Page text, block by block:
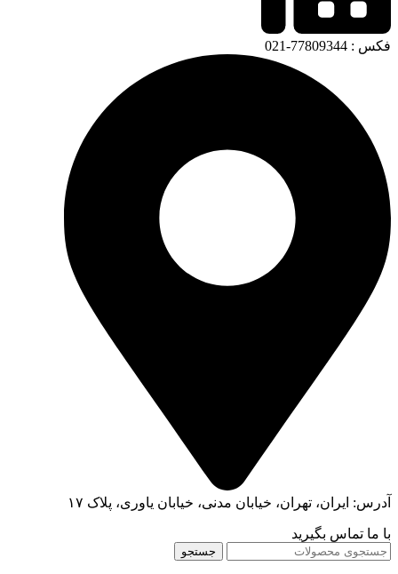
فکس : 77809344-021
آدرس: ایران، تهران، خیابان مدنی، خیابان یاوری، پلاک ۱۷
با ما تماس بگیرید
جستجو